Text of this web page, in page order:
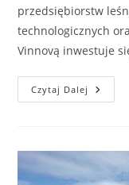
przedsiębiorstw
technologicznych
Vinnovą inwestuje
Czytaj Dalej
Do
Są